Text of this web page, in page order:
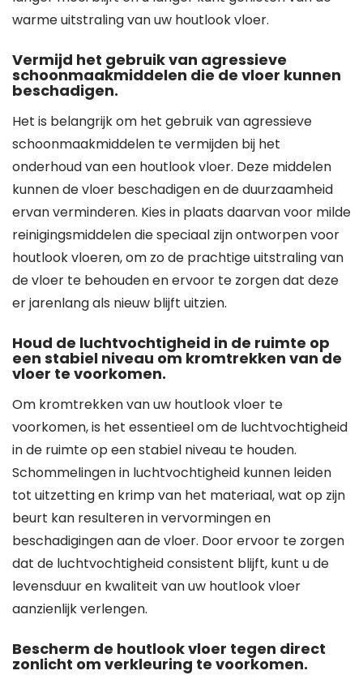
warme uitstraling van uw houtlook vloer.
Vermijd het gebruik van agressieve
schoonmaakmiddelen die de vloer kunnen
beschadigen.
Het is belangrijk om het gebruik van agressieve
schoonmaakmiddelen te vermijden bij het
onderhoud van een houtlook vloer. Deze middelen
kunnen de vloer beschadigen en de duurzaamheid
ervan verminderen. Kies in plaats daarvan voor milde
reinigingsmiddelen die speciaal zijn ontworpen voor
houtlook vloeren, om zo de prachtige uitstraling van
de vloer te behouden en ervoor te zorgen dat deze
er jarenlang als nieuw blijft uitzien.
Houd de luchtvochtigheid in de ruimte op
een stabiel niveau om kromtrekken van de
vloer te voorkomen.
Om kromtrekken van uw houtlook vloer te
voorkomen, is het essentieel om de luchtvochtigheid
in de ruimte op een stabiel niveau te houden.
Schommelingen in luchtvochtigheid kunnen leiden
tot uitzetting en krimp van het materiaal, wat op zijn
beurt kan resulteren in vervormingen en
beschadigingen aan de vloer. Door ervoor te zorgen
dat de luchtvochtigheid consistent blijft, kunt u de
levensduur en kwaliteit van uw houtlook vloer
aanzienlijk verlengen.
Bescherm de houtlook vloer tegen direct
zonlicht om verkleuring te voorkomen.